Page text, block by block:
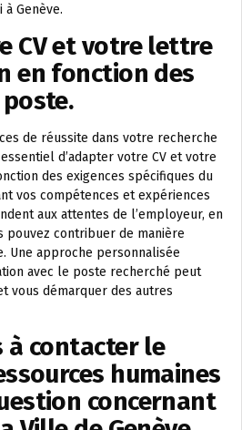
Genève.
CV et votre lettre
en fonction des
de réussite dans votre recherche
d’adapter votre CV et votre
des exigences spécifiques du
vos compétences et expériences
aux attentes de l’employeur, en
pouvez contribuer de manière
Une approche personnalisée
avec le poste recherché peut
vous démarquer des autres
à contacter le
humaines
concernant